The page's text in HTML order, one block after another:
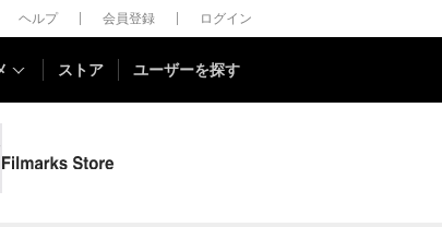
ヘルプ 会員登録 ログイン
ストア ユーザーを探す